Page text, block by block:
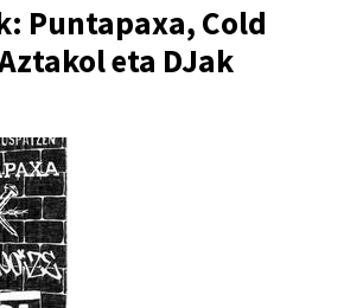
Puntapaxa, Cold
eta DJak